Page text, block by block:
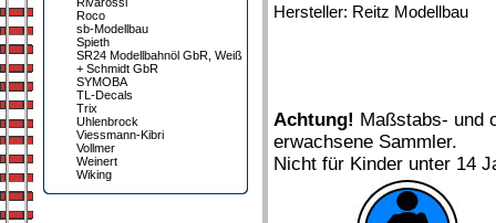
Roco
sb-Modellbau
Spieth
SR24 Modellbahnöl GbR, Weiß
+ Schmidt GbR
SYMOBA
TL-Decals
Trix
Uhlenbrock
Viessmann-Kibri
Vollmer
Weinert
Wiking
Hersteller: Reitz Modellbau
Achtung! Maßstabs- und
erwachsene Sammler.
Nicht für Kinder unter 14